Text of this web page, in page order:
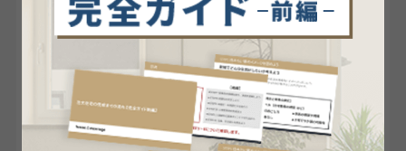
新築にいらない設備と、あったら良
かった設備を徹底解説
家づくりの基本